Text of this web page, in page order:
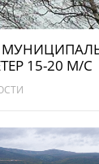
15-20 М/С